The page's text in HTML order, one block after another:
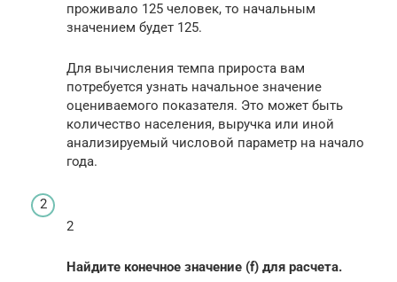
проживало 125 человек, то начальным
значением будет 125.
Для вычисления темпа прироста вам
потребуется узнать начальное значение
оцениваемого показателя. Это может быть
количество населения, выручка или иной
анализируемый числовой параметр на начало
года.
2
Найдите конечное значение (f) для расчета.